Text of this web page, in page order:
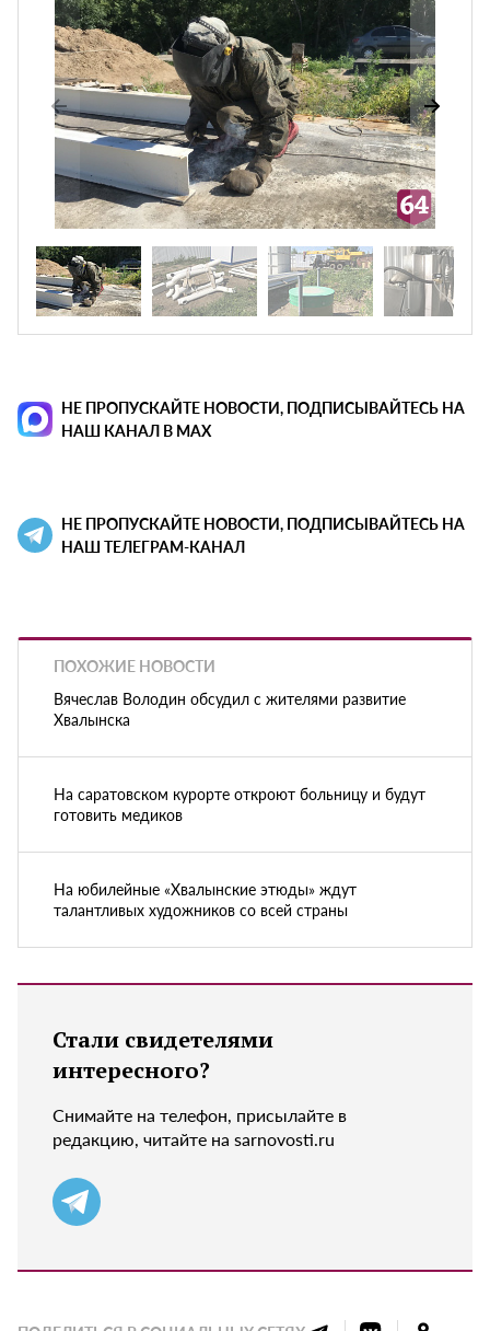
НЕ ПРОПУСКАЙТЕ НОВОСТИ, ПОДПИСЫВАЙТЕСЬ НА
НАШ КАНАЛ В MAX
НЕ ПРОПУСКАЙТЕ НОВОСТИ, ПОДПИСЫВАЙТЕСЬ НА
НАШ ТЕЛЕГРАМ-КАНАЛ
ПОХОЖИЕ НОВОСТИ
Вячеслав Володин обсудил с жителями развитие
Хвалынска
На саратовском курорте откроют больницу и будут
готовить медиков
На юбилейные «Хвалынские этюды» ждут
талантливых художников со всей страны
Стали свидетелями
интересного?
Снимайте на телефон, присылайте в
редакцию, читайте на sarnovosti.ru